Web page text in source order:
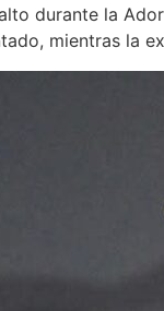
durante la
mientras la